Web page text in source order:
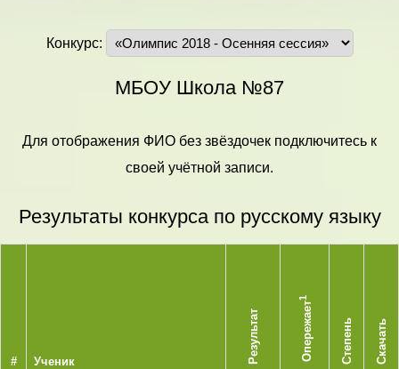
Конкурс:
МБОУ Школа №87
Для отображения ФИО без звёздочек подключитесь к
своей учётной записи.
Результаты конкурса по русскому языку
# Ученик Результат Опережает
1
Степень Скачать